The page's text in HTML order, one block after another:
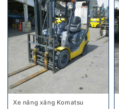
Xe nâng xăng Komatsu